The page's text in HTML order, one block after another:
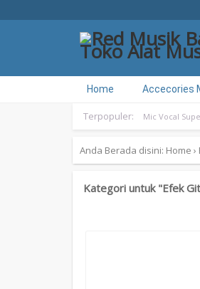
Home Accecories
Terpopuler: Mic Vocal
Anda Berada disini: Home ›
Kategori untuk "Efek